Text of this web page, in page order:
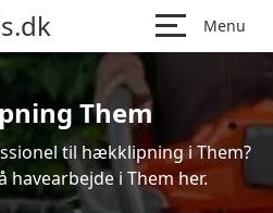
Menu
Them
til hækklipning i Them?
i Them her.